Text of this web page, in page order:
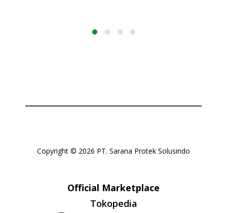
Copyright © 2026 PT. Sarana Protek Solusindo
Official Marketplace
Tokopedia